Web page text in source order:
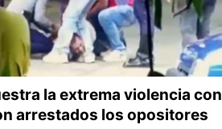
la extrema violencia con
arrestados los opositores